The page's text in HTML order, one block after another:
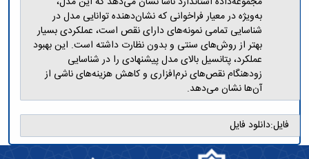
آئین
نامه
نامه
های
پژوهشی
فرم
های
پژوهشی
به‌ویژه در معیار فراخوانی که نشان‌دهنده توانایی مدل در
شناسایی تمامی نمونه‌های دارای نقص است، عملکردی بسیار
بهتر از روش‌های سنتی و بدون نظارت داشته است. این بهبود
عملکرد، پتانسیل بالای مدل پیشنهادی را در شناسایی
زودهنگام نقص‌های نرم‌افزاری و کاهش هزینه‌های ناشی از
آن‌ها نشان می‌دهد.
فایل:دانلود فایل